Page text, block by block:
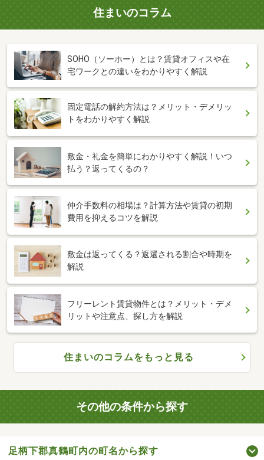
住まいのコラム
SOHO（ソーホー）とは？賃貸オフィスや在
宅ワークとの違いをわかりやすく解説
固定電話の解約方法は？メリット・デメリッ
トをわかりやすく解説
敷金・礼金を簡単にわかりやすく解説！いつ
払う？返ってくるの？
仲介手数料の相場は？計算方法や賃貸の初期
費用を抑えるコツを解説
敷金は返ってくる？返還される割合や時期を
解説
フリーレント賃貸物件とは？メリット・デメ
リットや注意点、探し方を解説
住まいのコラムをもっと見る
その他の条件から探す
足柄下郡真鶴町内の町名から探す